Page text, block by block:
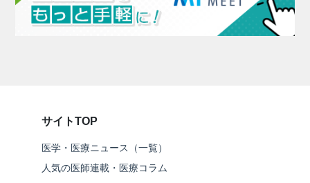
サイトTOP
医学・医療ニュース（一覧）
人気の医師連載・医療コラム